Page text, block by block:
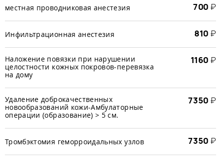
местная проводниковая анестезия 700 ₽
Инфильтрационная анестезия 810 ₽
Наложение повязки при нарушении
целостности кожных покровов-перевязка
на дому
1160 ₽
Удаление доброкачественных
новообразований кожи-Амбулаторные
операции (образование) > 5 см.
7350 ₽
Тромбэктомия геморроидальных узлов 7350 ₽